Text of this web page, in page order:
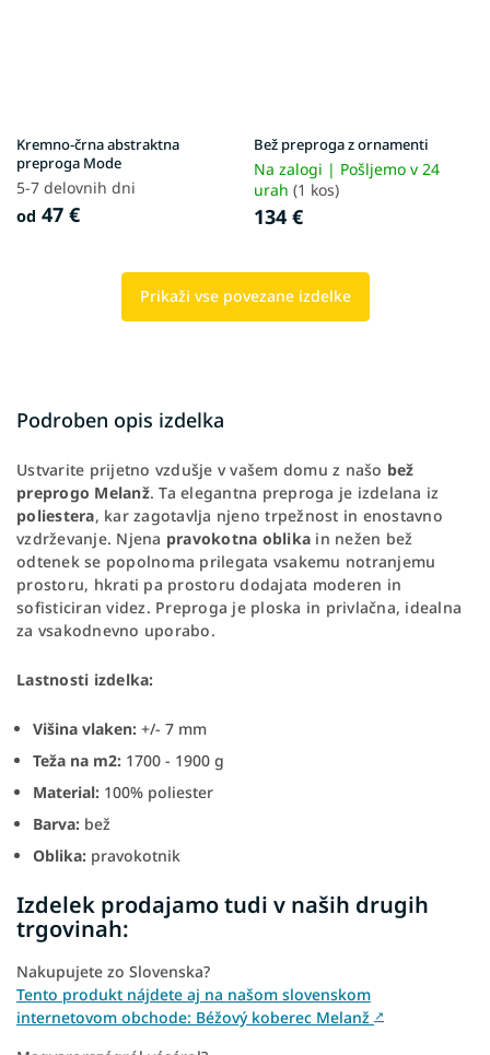
Kremno-črna abstraktna
preproga Mode
5-7 delovnih dni
od 47 €
Bež preproga z ornamenti
Na zalogi | Pošljemo v 24
urah (1 kos)
134 €
Prikaži vse povezane izdelke
Podroben opis izdelka
Ustvarite prijetno vzdušje v vašem domu z našo bež
preprogo Melanž. Ta elegantna preproga je izdelana iz
poliestera, kar zagotavlja njeno trpežnost in enostavno
vzdrževanje. Njena pravokotna oblika in nežen bež
odtenek se popolnoma prilegata vsakemu notranjemu
prostoru, hkrati pa prostoru dodajata moderen in
sofisticiran videz. Preproga je ploska in privlačna, idealna
za vsakodnevno uporabo.
Lastnosti izdelka:
Višina vlaken: +/- 7 mm
Teža na m2: 1700 - 1900 g
Material: 100% poliester
Barva: bež
Oblika: pravokotnik
Izdelek prodajamo tudi v naših drugih
trgovinah:
Nakupujete zo Slovenska?
Tento produkt nájdete aj na našom slovenskom
internetovom obchode: Béžový koberec Melanž ↗